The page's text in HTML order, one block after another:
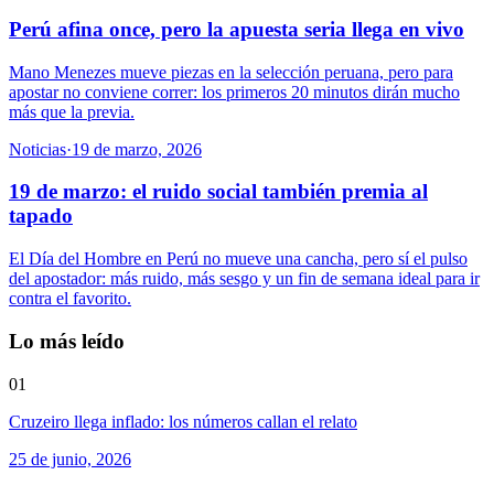
Perú afina once, pero la apuesta seria llega en vivo
Mano Menezes mueve piezas en la selección peruana, pero para
apostar no conviene correr: los primeros 20 minutos dirán mucho
más que la previa.
Noticias·19 de marzo, 2026
19 de marzo: el ruido social también premia al
tapado
El Día del Hombre en Perú no mueve una cancha, pero sí el pulso
del apostador: más ruido, más sesgo y un fin de semana ideal para ir
contra el favorito.
Lo más leído
01
Cruzeiro llega inflado: los números callan el relato
25 de junio, 2026